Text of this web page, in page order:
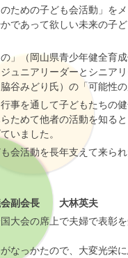
ための子ども会活動」を
であって欲しい未来の子
」（岡山県青少年健全育
ュニアリーダーとシニア
谷みどり氏）の「可能性
事を通して子どもたちの
ためて他者の活動を知る
いました。
会活動を長年支えて来ら
会副会長 大林英夫
大会の席上で夫婦で表彰
なっかたので、大変光栄に